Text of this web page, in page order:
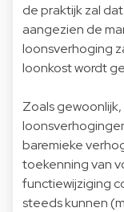
de praktijk zal
aangezien de
loonsverhoging
loonkost wordt
Zoals
baremieke
toekenning van
functiewijziging
steeds kunnen